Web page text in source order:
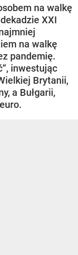
na walkę
XXI
na walkę
pandemię.
inwestując
Brytanii,
a Bułgarii,